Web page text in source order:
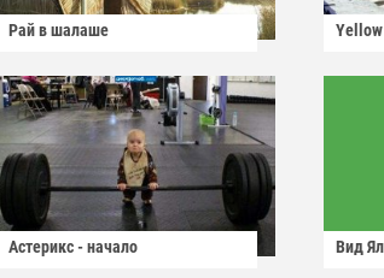
Рай в шалаше
Астерикс - начало Вид